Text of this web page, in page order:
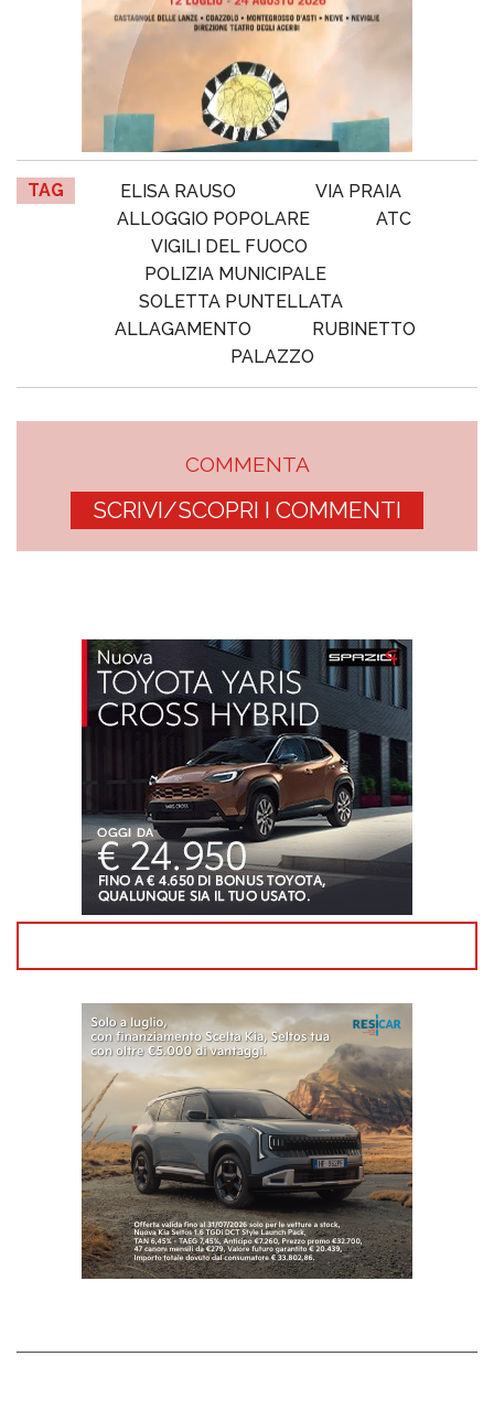
TAG ELISA RAUSO
VIA PRAIA
ALLOGGIO POPOLARE
ATC
VIGILI DEL FUOCO
POLIZIA MUNICIPALE
SOLETTA PUNTELLATA
ALLAGAMENTO
RUBINETTO
PALAZZO
COMMENTA
SCRIVI/SCOPRI I COMMENTI